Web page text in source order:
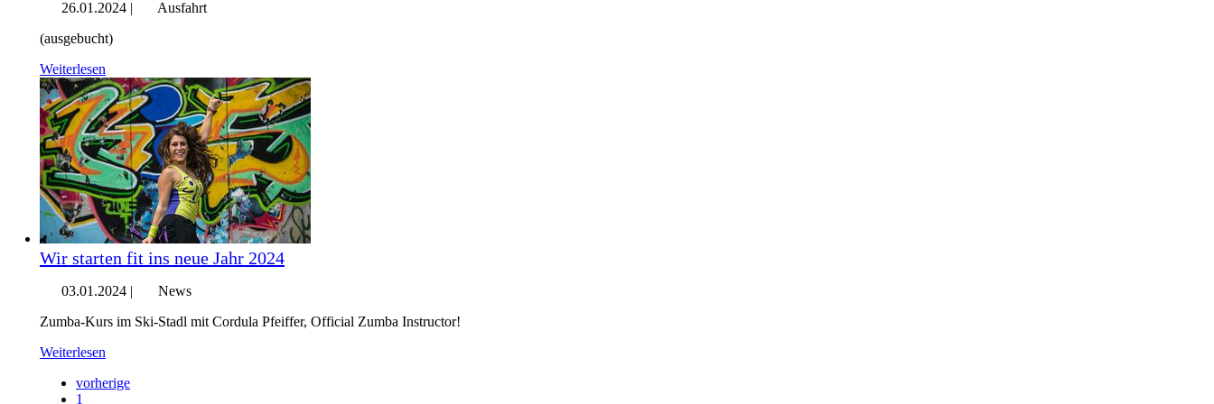
26.01.2024 |
Ausfahrt
(ausgebucht)
Weiterlesen
Wir starten fit ins neue Jahr 2024
03.01.2024 |
News
Zumba-Kurs im Ski-Stadl mit Cordula Pfeiffer, Official Zumba Instructor!
Weiterlesen
vorherige
1